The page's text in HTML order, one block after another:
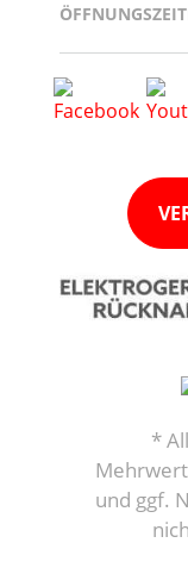
*
und ggf.